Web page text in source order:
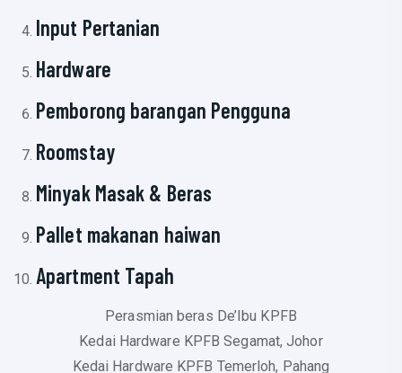
Input Pertanian
Hardware
Pemborong barangan Pengguna
Roomstay
Minyak Masak & Beras
Pallet makanan haiwan
Apartment Tapah
Perasmian beras De’Ibu KPFB
Kedai Hardware KPFB Segamat, Johor
Kedai Hardware KPFB Temerloh, Pahang